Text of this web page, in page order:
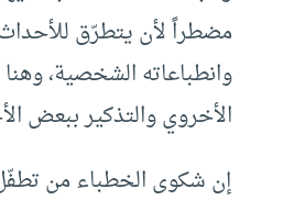
مضطراً لأن يتطرّق للأحداث
وانطباعاته الشخصية،
الأخروي والتذكير ببعض
إن شكوى الخطباء من